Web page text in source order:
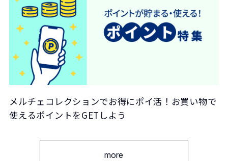
メルチェコレクションでお得にポイ活！お買い物で
使えるポイントをGETしよう
more